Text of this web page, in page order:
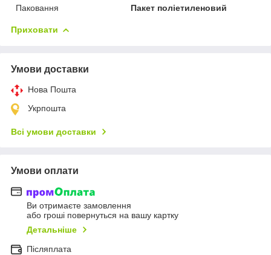
Паковання
Пакет поліетиленовий
Приховати
Умови доставки
Нова Пошта
Укрпошта
Всі умови доставки
Умови оплати
Ви отримаєте замовлення
або гроші повернуться на вашу картку
Детальніше
Післяплата